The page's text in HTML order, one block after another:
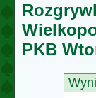
PKB